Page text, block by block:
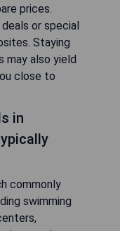
prices.
or special
Staying
may also yield
close to
in
commonly
swimming